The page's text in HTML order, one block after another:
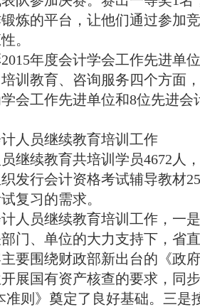
炼的平台，让他们通过参加
。
2015年度会计学会工作先进单
训教育、咨询服务四个方面
会工作先进单位和8位先进会
人员继续教育培训工作
继续教育共培训学员4672 人
织发行会计资格考试辅导教材
复习的需求。
人员继续教育培训工作，一
门、单位的大力支持下，省
要围绕财政部新出台的《政
展国有资产核查的要求，同
准则》奠定了良好基础。三是